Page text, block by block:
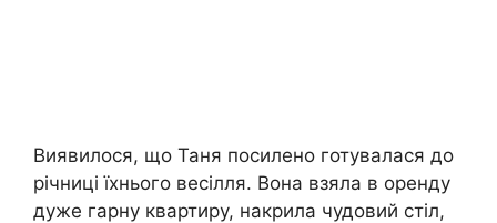
Виявилося, що Таня посилено готувалася до
річниці їхнього весілля. Вона взяла в оренду
дуже гарну квартиру, накрила чудовий стіл,